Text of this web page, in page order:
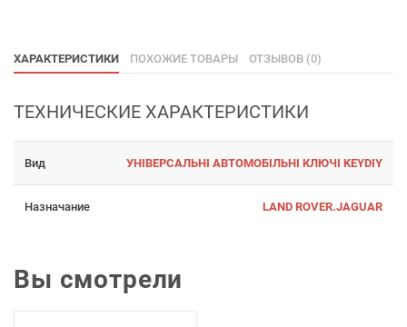
ХАРАКТЕРИСТИКИ ПОХОЖИЕ ТОВАРЫ ОТЗЫВОВ (0)
ТЕХНИЧЕСКИЕ ХАРАКТЕРИСТИКИ
Вид УНІВЕРСАЛЬНІ АВТОМОБІЛЬНІ КЛЮЧІ KEYDIY
Назначание LAND ROVER.JAGUAR
Вы смотрели